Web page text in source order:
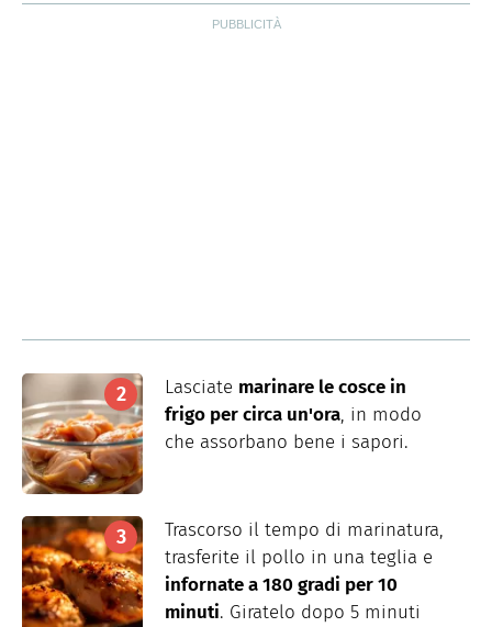
Lasciate marinare le cosce in
frigo per circa un'ora, in modo
che assorbano bene i sapori.
Trascorso il tempo di marinatura,
trasferite il pollo in una teglia e
infornate a 180 gradi per 10
minuti. Giratelo dopo 5 minuti